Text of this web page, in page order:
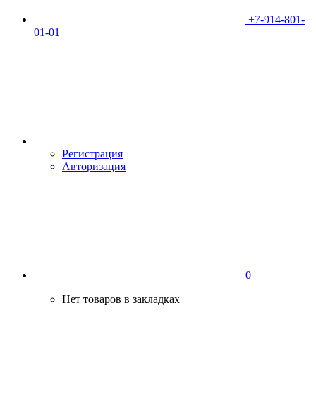
+7-914-801-
01-01
Регистрация
Авторизация
0
Нет товаров в закладках